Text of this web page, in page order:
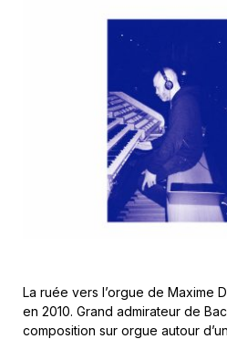
La ruée vers l’orgue de Maxime
en 2010. Grand admirateur de
composition sur orgue autour